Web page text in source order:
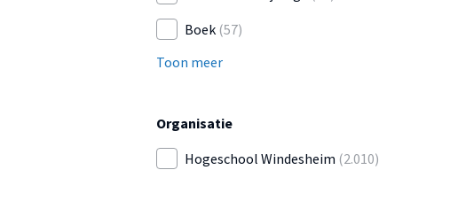
Boek (57)
Toon meer
Organisatie
Hogeschool Windesheim (2.010)